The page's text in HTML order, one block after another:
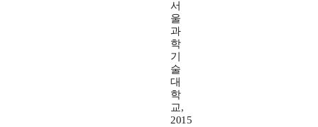
서
울
과
학
기
술
대
학
교,
2015